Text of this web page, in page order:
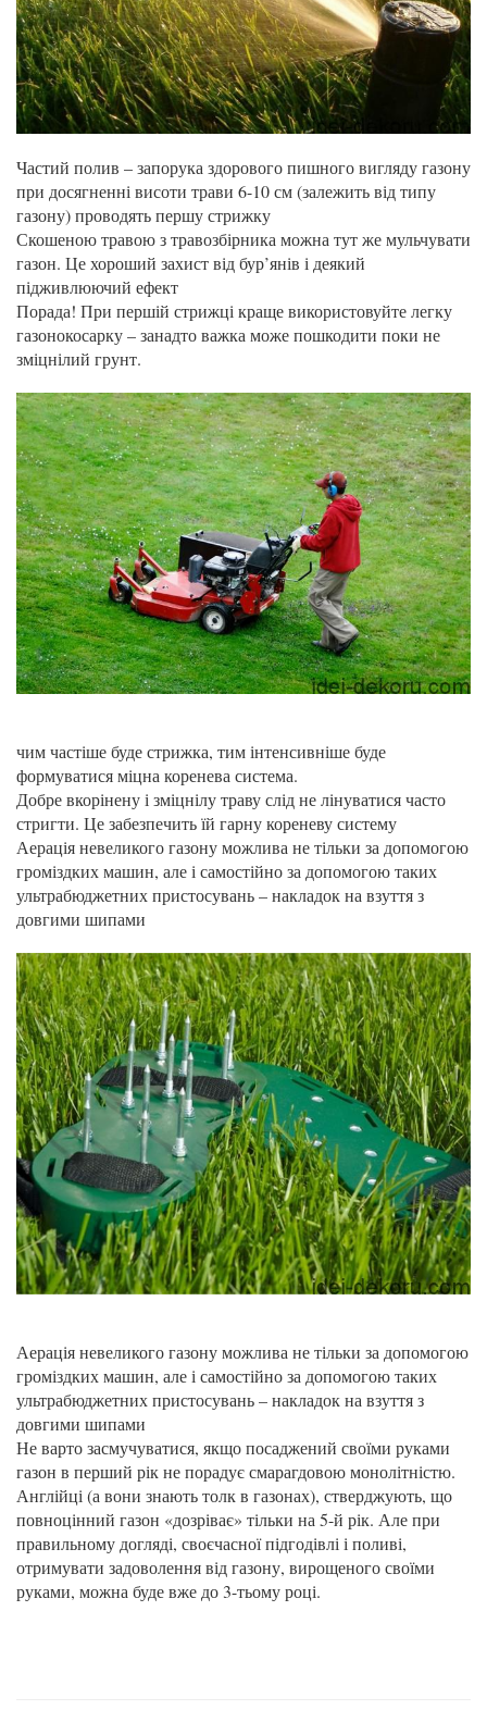
Частий полив – запорука здорового пишного вигляду газону
при досягненні висоти трави 6-10 см (залежить від типу
газону) проводять першу стрижку
Скошеною травою з травозбірника можна тут же мульчувати
газон. Це хороший захист від бур’янів і деякий
підживлюючий ефект
Порада! При першій стрижці краще використовуйте легку
газонокосарку – занадто важка може пошкодити поки не
зміцнілий грунт.
чим частіше буде стрижка, тим інтенсивніше буде
формуватися міцна коренева система.
Добре вкорінену і зміцнілу траву слід не лінуватися часто
стригти. Це забезпечить їй гарну кореневу систему
Аерація невеликого газону можлива не тільки за допомогою
громіздких машин, але і самостійно за допомогою таких
ультрабюджетних пристосувань – накладок на взуття з
довгими шипами
Аерація невеликого газону можлива не тільки за допомогою
громіздких машин, але і самостійно за допомогою таких
ультрабюджетних пристосувань – накладок на взуття з
довгими шипами
Не варто засмучуватися, якщо посаджений своїми руками
газон в перший рік не порадує смарагдовою монолітністю.
Англійці (а вони знають толк в газонах), стверджують, що
повноцінний газон «дозріває» тільки на 5-й рік. Але при
правильному догляді, своєчасної підгодівлі і поливі,
отримувати задоволення від газону, вирощеного своїми
руками, можна буде вже до 3-тьому році.